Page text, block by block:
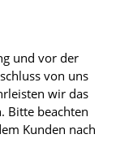
und vor der
von uns
wir das
Bitte beachten
Kunden nach